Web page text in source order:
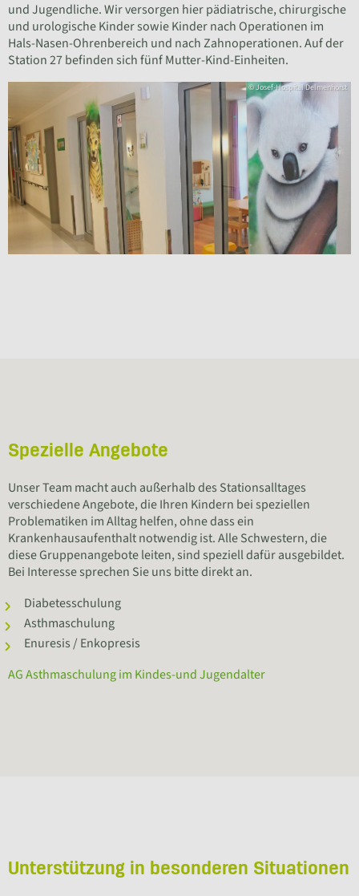
und Jugendliche. Wir versorgen hier pädiatrische, chirurgische
und urologische Kinder sowie Kinder nach Operationen im
Hals-Nasen-Ohrenbereich und nach Zahnoperationen. Auf der
Station 27 befinden sich fünf Mutter-Kind-Einheiten.
© Josef-Hospital Delmenhorst
Spezielle Angebote
Unser Team macht auch außerhalb des Stationsalltages
verschiedene Angebote, die Ihren Kindern bei speziellen
Problematiken im Alltag helfen, ohne dass ein
Krankenhausaufenthalt notwendig ist. Alle Schwestern, die
diese Gruppenangebote leiten, sind speziell dafür ausgebildet.
Bei Interesse sprechen Sie uns bitte direkt an.
Diabetesschulung
Asthmaschulung
Enuresis / Enkopresis
AG Asthmaschulung im Kindes-und Jugendalter
Unterstützung in besonderen Situationen